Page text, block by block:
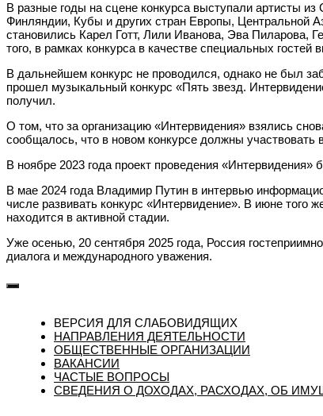
В разные годы на сцене конкурса выступали артисты
Финляндии, Кубы и других стран Европы, Центральной
становились Карел Готт, Лили Иванова, Эва Пиларова,
того, в рамках конкурса в качестве специальных
В дальнейшем конкурс не проводился, однако не был
прошел музыкальный конкурс «Пять звезд.
получил.
О том, что за организацию «Интервидения» взялись
сообщалось, что в новом конкурсе должны
В ноябре 2023 года проект проведения
В мае 2024 года Владимир Путин в интервью
числе развивать конкурс «Интервидение». В июне того
находится в активной стадии.
Уже осенью, 20 сентября 2025 года, Россия
диалога и международного уважения.
ВЕРСИЯ ДЛЯ СЛАБОВИДЯЩИХ
НАПРАВЛЕНИЯ ДЕЯТЕЛЬНОСТИ
ОБЩЕСТВЕННЫЕ ОРГАНИЗАЦИИ
ВАКАНСИИ
ЧАСТЫЕ ВОПРОСЫ
CВЕДЕНИЯ О ДОХОДАХ, РАСХОДАХ, ОБ